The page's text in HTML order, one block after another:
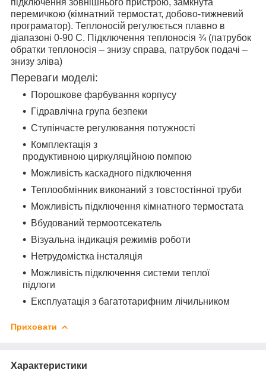
перемичкою (кімнатний термостат, добово-тижневий
програматор). Теплоносій регулюється плавно в
діапазоні 0-90 С. Підключення теплоносія ¾ (патрубок
обратки теплоносія – знизу справа, патрубок подачі –
знизу зліва)
Переваги моделі:
Порошкове фарбування корпусу
Гідравлічна група безпеки
Ступінчасте регулювання потужності
Комплектація з
продуктивною циркуляційною помпою
Можливість каскадного підключення
Теплообмінник виконаний з товстостінної труби
Можливість підключення кімнатного термостата
Вбудований термоотсекатель
Візуальна індикація режимів роботи
Нетрудомістка інсталяція
Можливість підключення системи теплої
підлоги
Експлуатація з багатотарифним лічильником
Приховати
Характеристики